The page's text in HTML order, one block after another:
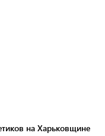
на Харьковщине